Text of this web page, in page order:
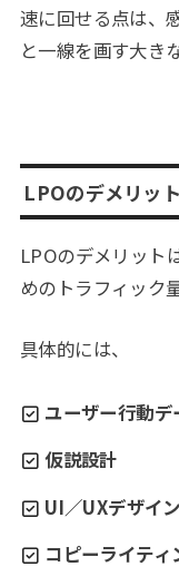
速に回せる点は、
と一線を画す大き
LPOのデメリット
LPOのデメリット
めのトラフィック
具体的には、
ユーザー行動
仮説設計
UI／UXデザイ
コピーライティ